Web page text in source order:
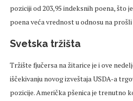
poziciji od 203,95 indeksnih poena, što
poena veća vrednost u odnosu na
Svetska tržišta
Tržište fjučersa na žitarice je i ove
iščekivanju novog izveštaja USDA-a
pozicije. Američka pšenica je trenutno